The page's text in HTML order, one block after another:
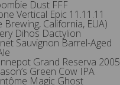
Dust FFF
Vertical Epic 11.11.11
Brewing, California, EUA)
Dihos Dactylion
Sauvignon Barrel-Aged
Grand Reserva 2005
Green Cow IPA
Magic Ghost